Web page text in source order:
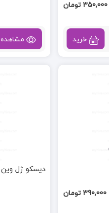
350,000 تومان
خرید مشاهده
390,000 تومان
دیسکو ژل وین 229